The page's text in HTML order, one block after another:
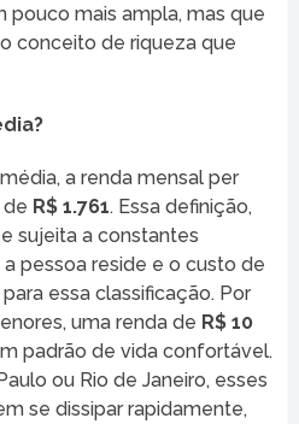
pouco mais ampla, mas que
conceito de riqueza que
a renda mensal per
R$ 1.761. Essa definição,
sujeita a constantes
pessoa reside e o custo de
essa classificação. Por
uma renda de R$ 10
padrão de vida confortável.
ou Rio de Janeiro, esses
se dissipar rapidamente,